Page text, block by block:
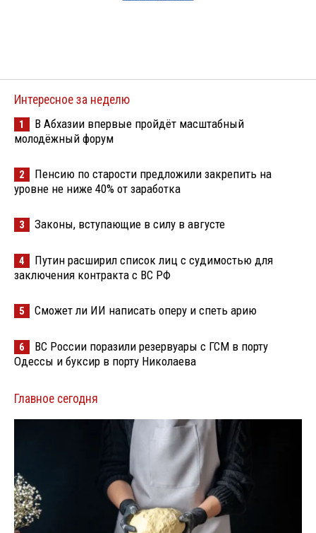
Интересное за неделю
1
В Абхазии впервые пройдёт масштабный
молодёжный форум
2
Пенсию по старости предложили закрепить на
уровне не ниже 40% от заработка
3 Законы, вступающие в силу в августе
4
Путин расширил список лиц с судимостью для
заключения контракта с ВС РФ
5 Сможет ли ИИ написать оперу и спеть арию
6
ВС России поразили резервуары с ГСМ в порту
Одессы и буксир в порту Николаева
Главное сегодня